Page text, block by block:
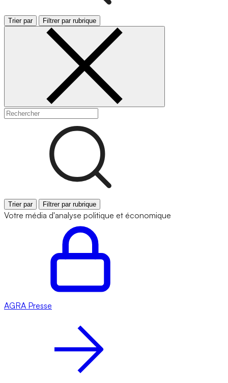
Trier par Filtrer par rubrique
Trier par Filtrer par rubrique
Votre média d'analyse politique et économique
AGRA Presse